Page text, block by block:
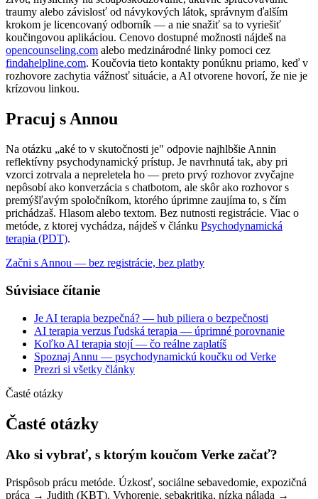
traumy alebo závislosť od návykových látok, správnym ďalším
krokom je licencovaný odborník — a nie snažiť sa to vyriešiť
koučingovou aplikáciou. Cenovo dostupné možnosti nájdeš na
opencounseling.com alebo medzinárodné linky pomoci cez
findahelpline.com. Koučovia tieto kontakty ponúknu priamo, keď v
rozhovore zachytia vážnosť situácie, a AI otvorene hovorí, že nie je
krízovou linkou.
Pracuj s Annou
Na otázku „aké to v skutočnosti je" odpovie najhlbšie Annin
reflektívny psychodynamický prístup. Je navrhnutá tak, aby pri
vzorci zotrvala a nepreletela ho — preto prvý rozhovor zvyčajne
nepôsobí ako konverzácia s chatbotom, ale skôr ako rozhovor s
premýšľavým spoločníkom, ktorého úprimne zaujíma to, s čím
prichádzaš. Hlasom alebo textom. Bez nutnosti registrácie. Viac o
metóde, z ktorej vychádza, nájdeš v článku Psychodynamická
terapia (PDT).
Začni s Annou — bez registrácie, bez platby
Súvisiace čítanie
Je AI terapia bezpečná? — hub piliera o bezpečnosti
AI terapia verzus ľudská terapia — úprimné porovnanie
Koľko AI terapia stojí — čo reálne zaplatíš
Spoznaj Annu — psychodynamickú koučku od Verke
Prezri si všetky články
Časté otázky
Časté otázky
Ako si vybrať, s ktorým koučom Verke začať?
Prispôsob prácu metóde. Úzkosť, sociálne sebavedomie, expozičná
práca → Judith (KBT). Vyhorenie, sebakritika, nízka nálada →